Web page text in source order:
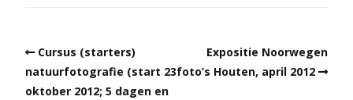
Cursus (starters)
natuurfotografie (start 23
oktober 2012; 5 dagen en
Expositie Noorwegen
foto’s Houten, april 2012